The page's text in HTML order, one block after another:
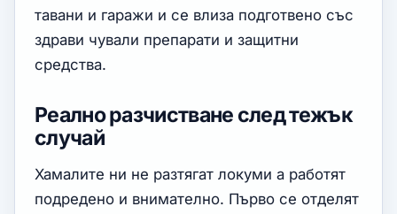
тавани и гаражи и се влиза подготвено със
здрави чували препарати и защитни
средства.
Реално разчистване след тежък
случай
Хамалите ни не разтягат локуми а работят
подредено и внимателно. Първо се отделят